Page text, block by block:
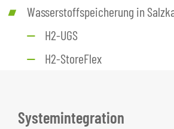
Wasserstoffspeicherung in
H2-UGS
H2-StoreFlex
Systemintegration